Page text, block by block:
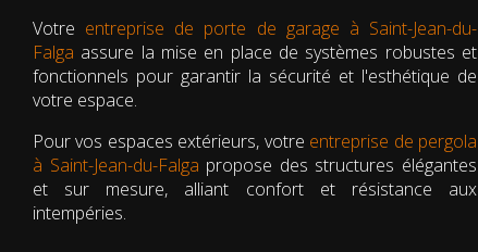
Votre entreprise de porte de garage à Saint-Jean-du-
Falga assure la mise en place de systèmes robustes et
fonctionnels pour garantir la sécurité et l'esthétique de
votre espace.
Pour vos espaces extérieurs, votre entreprise de pergola
à Saint-Jean-du-Falga propose des structures élégantes
et sur mesure, alliant confort et résistance aux
intempéries.